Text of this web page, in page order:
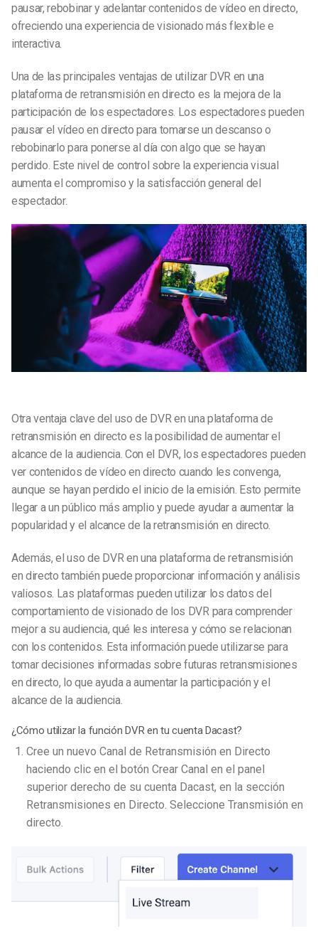
pausar, rebobinar y adelantar contenidos de vídeo en directo,
ofreciendo una experiencia de visionado más flexible e
interactiva.
Una de las principales ventajas de utilizar DVR en una
plataforma de retransmisión en directo es la mejora de la
participación de los espectadores. Los espectadores pueden
pausar el vídeo en directo para tomarse un descanso o
rebobinarlo para ponerse al día con algo que se hayan
perdido. Este nivel de control sobre la experiencia visual
aumenta el compromiso y la satisfacción general del
espectador.
Otra ventaja clave del uso de DVR en una plataforma de
retransmisión en directo es la posibilidad de aumentar el
alcance de la audiencia. Con el DVR, los espectadores pueden
ver contenidos de vídeo en directo cuando les convenga,
aunque se hayan perdido el inicio de la emisión. Esto permite
llegar a un público más amplio y puede ayudar a aumentar la
popularidad y el alcance de la retransmisión en directo.
Además, el uso de DVR en una plataforma de retransmisión
en directo también puede proporcionar información y análisis
valiosos. Las plataformas pueden utilizar los datos del
comportamiento de visionado de los DVR para comprender
mejor a su audiencia, qué les interesa y cómo se relacionan
con los contenidos. Esta información puede utilizarse para
tomar decisiones informadas sobre futuras retransmisiones
en directo, lo que ayuda a aumentar la participación y el
alcance de la audiencia.
¿Cómo utilizar la función DVR en tu cuenta Dacast?
Cree un nuevo Canal de Retransmisión en Directo
haciendo clic en el botón Crear Canal en el panel
superior derecho de su cuenta Dacast, en la sección
Retransmisiones en Directo. Seleccione Transmisión en
directo.